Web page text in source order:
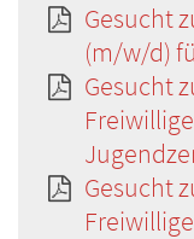
Gesucht
(m/w/d)
Gesucht
Gesucht